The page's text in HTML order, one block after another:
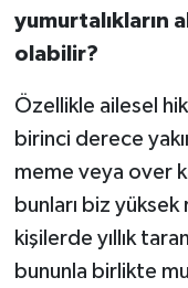
yumurtalıkların
olabilir?
Özellikle ailesel
birinci derece
meme veya over
bunları biz
kişilerde yıllık
bununla birlikte